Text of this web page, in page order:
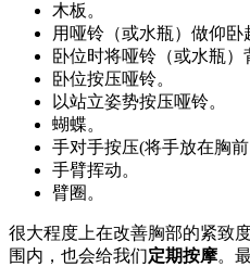
木板。
用哑铃（或水瓶）做仰卧
卧位时将哑铃（或水瓶）
卧位按压哑铃。
以站立姿势按压哑铃。
蝴蝶。
手对手按压(将手放在胸
手臂挥动。
臂圈。
很大程度上在改善胸部的紧致
围内，也会给我们定期按摩。